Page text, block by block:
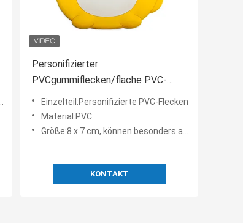
Personifizierter
PVCgummiflecken/flache PVC-
Vinylflecken für Jacken-Hüte
Einzelteil:Personifizierte PVC-Flecken
Material:PVC
Größe:8 x 7 cm, können besonders anfertigen
KONTAKT